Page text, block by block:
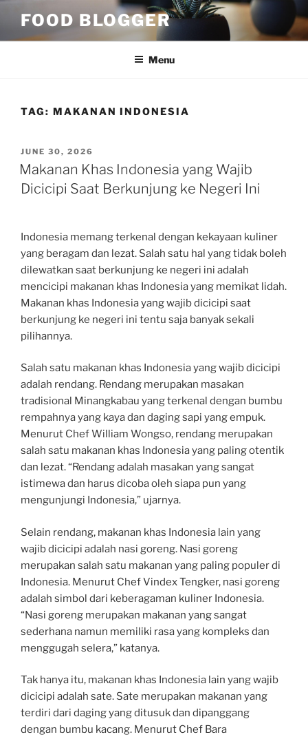
content
FOOD BLOGGER
Menu
TAG: MAKANAN INDONESIA
POSTED
ON
JUNE 30, 2026
Makanan Khas Indonesia yang Wajib
Dicicipi Saat Berkunjung ke Negeri Ini
Indonesia memang terkenal dengan kekayaan kuliner
yang beragam dan lezat. Salah satu hal yang tidak boleh
dilewatkan saat berkunjung ke negeri ini adalah
mencicipi makanan khas Indonesia yang memikat lidah.
Makanan khas Indonesia yang wajib dicicipi saat
berkunjung ke negeri ini tentu saja banyak sekali
pilihannya.
Salah satu makanan khas Indonesia yang wajib dicicipi
adalah rendang. Rendang merupakan masakan
tradisional Minangkabau yang terkenal dengan bumbu
rempahnya yang kaya dan daging sapi yang empuk.
Menurut Chef William Wongso, rendang merupakan
salah satu makanan khas Indonesia yang paling otentik
dan lezat. “Rendang adalah masakan yang sangat
istimewa dan harus dicoba oleh siapa pun yang
mengunjungi Indonesia,” ujarnya.
Selain rendang, makanan khas Indonesia lain yang
wajib dicicipi adalah nasi goreng. Nasi goreng
merupakan salah satu makanan yang paling populer di
Indonesia. Menurut Chef Vindex Tengker, nasi goreng
adalah simbol dari keberagaman kuliner Indonesia.
“Nasi goreng merupakan makanan yang sangat
sederhana namun memiliki rasa yang kompleks dan
menggugah selera,” katanya.
Tak hanya itu, makanan khas Indonesia lain yang wajib
dicicipi adalah sate. Sate merupakan makanan yang
terdiri dari daging yang ditusuk dan dipanggang
dengan bumbu kacang. Menurut Chef Bara